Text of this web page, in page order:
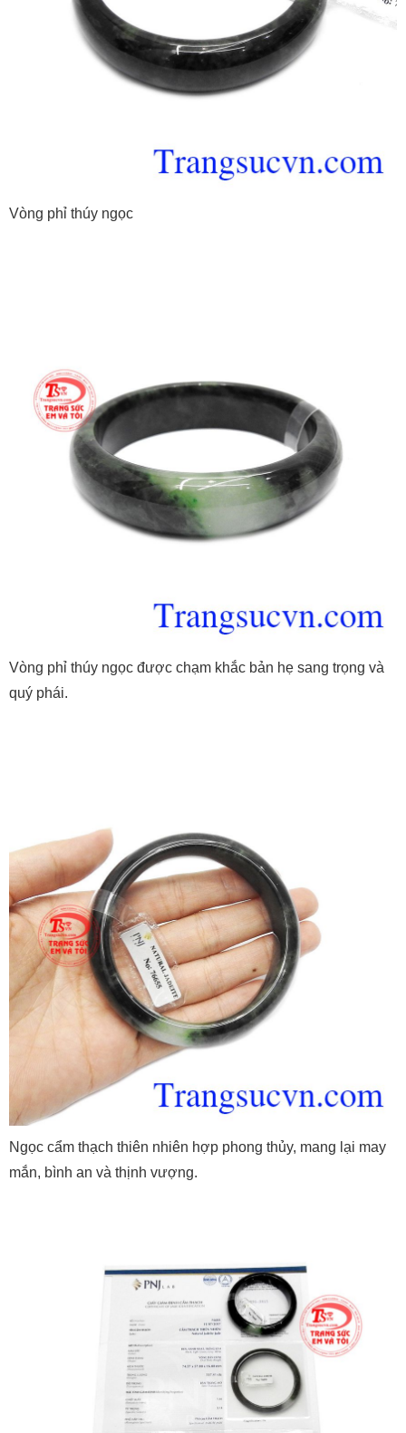
Vòng phỉ thúy ngọc
Vòng phỉ thúy ngọc được chạm khắc bản hẹ sang trọng và
quý phái.
Ngọc cẩm thạch thiên nhiên hợp phong thủy, mang lại may
mắn, bình an và thịnh vượng.